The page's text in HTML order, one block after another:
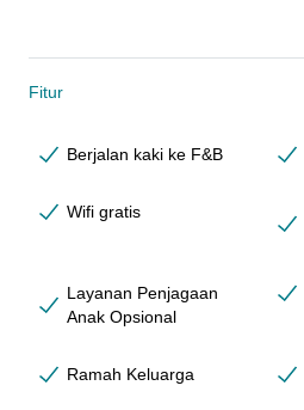
Fitur
Berjalan kaki ke F&B
Wifi gratis
Layanan Penjagaan
Anak Opsional
Ramah Keluarga